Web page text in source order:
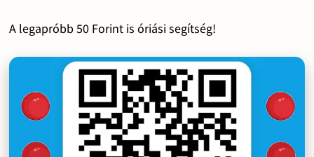
A legapróbb 50 Forint is óriási segítség!